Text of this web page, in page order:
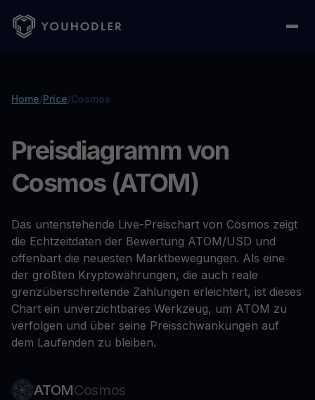
Home/Price/Cosmos
Preisdiagramm von
Cosmos (ATOM)
Das untenstehende Live-Preischart von Cosmos zeigt
die Echtzeitdaten der Bewertung ATOM/USD und
offenbart die neuesten Marktbewegungen. Als eine
der größten Kryptowährungen, die auch reale
grenzüberschreitende Zahlungen erleichtert, ist dieses
Chart ein unverzichtbares Werkzeug, um ATOM zu
verfolgen und über seine Preisschwankungen auf
dem Laufenden zu bleiben.
ATOMCosmos